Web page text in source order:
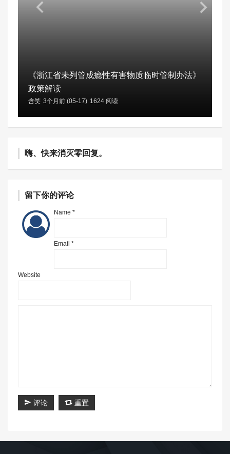
《浙江省未列管成瘾性有害物质临时管制办法》
政策解读
含笑 3个月前 (05-17) 1624 阅读
嗨、快来消灭零回复。
留下你的评论
Name *
Email *
Website
评论 重置